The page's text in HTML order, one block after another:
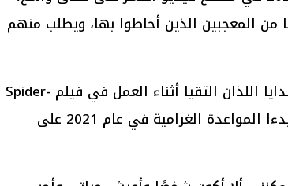
من المعجبين الذين أحاطوا بها، ويطلب منهم
لقد حافظ الثنائي توم هولاند و زيندايا اللذان التقيا أثناء العمل في فيلم Spider-
Man: Homecoming لعام 2017 وبدءا المواعدة الغرامية في عام 2021 على